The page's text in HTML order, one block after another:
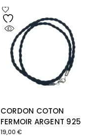
CORDON COTON
FERMOIR ARGENT 925
19,00 €